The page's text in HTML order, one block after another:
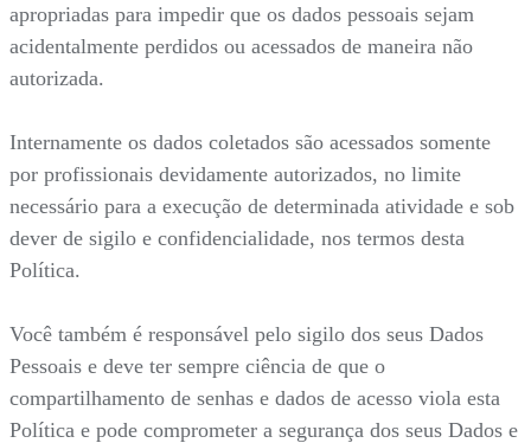
apropriadas para impedir que os dados pessoais sejam
acidentalmente perdidos ou acessados de maneira não
autorizada.
Internamente os dados coletados são acessados somente
por profissionais devidamente autorizados, no limite
necessário para a execução de determinada atividade e sob
dever de sigilo e confidencialidade, nos termos desta
Política.
Você também é responsável pelo sigilo dos seus Dados
Pessoais e deve ter sempre ciência de que o
compartilhamento de senhas e dados de acesso viola esta
Política e pode comprometer a segurança dos seus Dados e